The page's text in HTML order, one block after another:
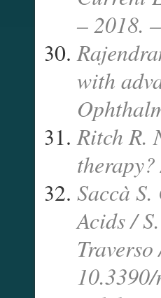
– 2018.
with
Ritch R.
Saccà
Acids /